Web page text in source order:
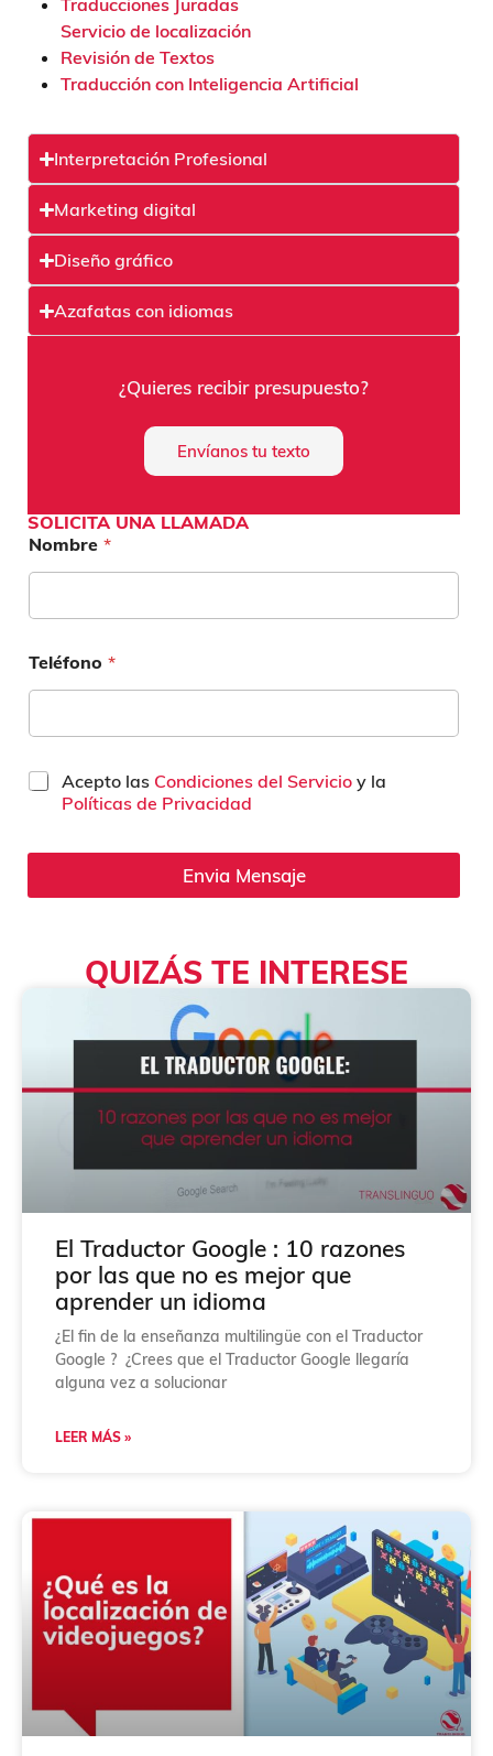
Servicio de localización
Revisión de Textos
Traducción con Inteligencia Artificial
Interpretación Profesional
Marketing digital
Diseño gráfico
Azafatas con idiomas
¿Quieres recibir presupuesto?
Envíanos tu texto
SOLICITA UNA LLAMADA
Nombre *
Teléfono *
C
a
v
i
n
Acepto las Condiciones del Servicio y la
Políticas de Privacidad
Envia Mensaje
QUIZÁS TE INTERESE
El Traductor Google : 10 razones
por las que no es mejor que
aprender un idioma
¿El fin de la enseñanza multilingüe con el Traductor
Google ? ¿Crees que el Traductor Google llegaría
alguna vez a solucionar
LEER MÁS »